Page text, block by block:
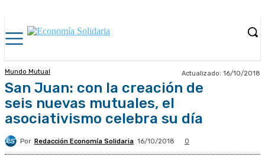
Mundo Mutual Actualizado: 16/10/2018
San Juan: con la creación de
seis nuevas mutuales, el
asociativismo celebra su día
Por Redacción Economía Solidaria 16/10/2018 0